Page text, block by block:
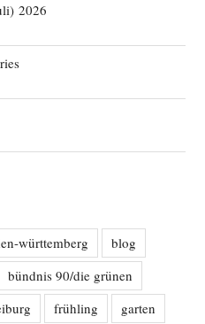
2026
württemberg
blog
bündnis 90/die grünen
frühling
garten